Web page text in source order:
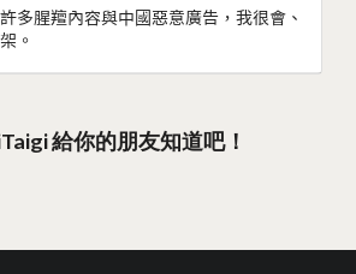
多腥羶內容與中國惡意廣告，我很會、
。
給你的朋友知道吧！